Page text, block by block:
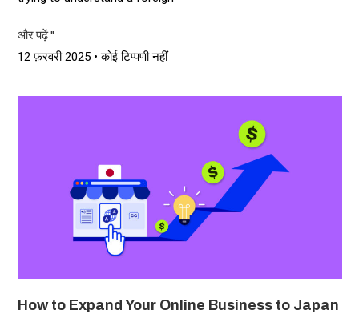
और पढ़ें "
12 फ़रवरी 2025 कोई टिप्पणी नहीं
How to Expand Your Online Business to Japan